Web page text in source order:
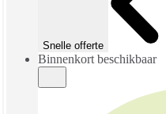
Snelle offerte
Binnenkort beschikbaar